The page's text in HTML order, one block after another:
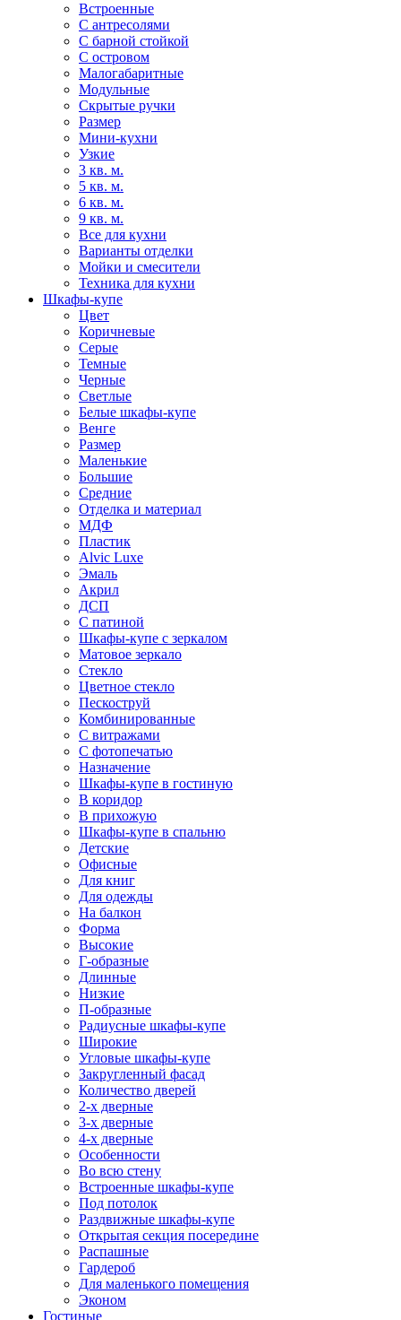
Встроенные
С антресолями
С барной стойкой
С островом
Малогабаритные
Модульные
Скрытые ручки
Размер
Мини-кухни
Узкие
3 кв. м.
5 кв. м.
6 кв. м.
9 кв. м.
Все для кухни
Варианты отделки
Мойки и смесители
Техника для кухни
Шкафы-купе
Цвет
Коричневые
Серые
Темные
Черные
Светлые
Белые шкафы-купе
Венге
Размер
Маленькие
Большие
Средние
Отделка и материал
МДФ
Пластик
Alvic Luxe
Эмаль
Акрил
ДСП
С патиной
Шкафы-купе с зеркалом
Матовое зеркало
Стекло
Цветное стекло
Пескоструй
Комбинированные
С витражами
С фотопечатью
Назначение
Шкафы-купе в гостиную
В коридор
В прихожую
Шкафы-купе в спальню
Детские
Офисные
Для книг
Для одежды
На балкон
Форма
Высокие
Г-образные
Длинные
Низкие
П-образные
Радиусные шкафы-купе
Широкие
Угловые шкафы-купе
Закругленный фасад
Количество дверей
2-х дверные
3-х дверные
4-х дверные
Особенности
Во всю стену
Встроенные шкафы-купе
Под потолок
Раздвижные шкафы-купе
Открытая секция посередине
Распашные
Гардероб
Для маленького помещения
Эконом
Гостиные